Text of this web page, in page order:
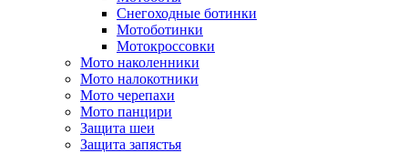
Снегоходные ботинки
Мотоботинки
Мотокроссовки
Мото наколенники
Мото налокотники
Мото черепахи
Мото панцири
Защита шеи
Защита запястья